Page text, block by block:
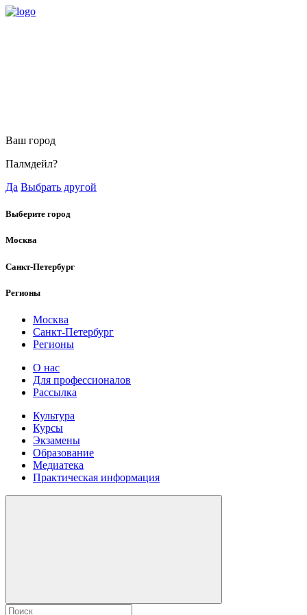
Ваш город
Палмдейл?
Да Выбрать другой
Выберите город
Москва
Санкт-Петербург
Регионы
Москва
Санкт-Петербург
Регионы
О нас
Для профессионалов
Рассылка
Культура
Курсы
Экзамены
Образование
Медиатека
Практическая информация